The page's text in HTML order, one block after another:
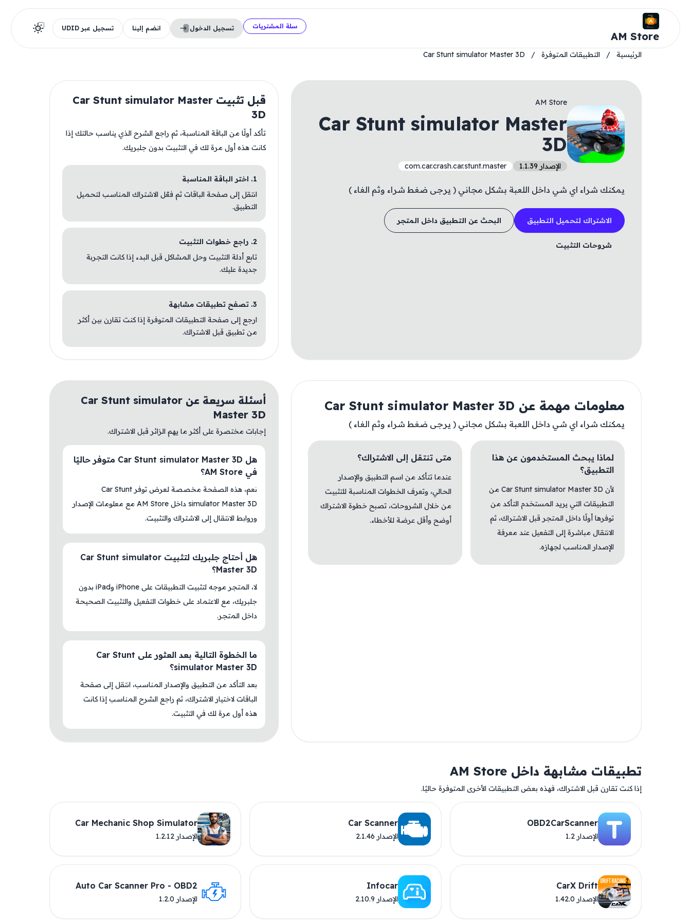
AM Store
سلة المشتريات تسجيل الدخول انضم إلينا تسجيل عبر UDID
الرئيسية / التطبيقات المتوفرة /
Car Stunt simulator Master 3D
AM Store
Car Stunt simulator Master
3D
الإصدار 1.1.39 com.car.crash.car.stunt.master
يمكنك شراء اي شي داخل اللعبة بشكل مجاني ( يرجى ضغط شراء وثم الغاء )
الاشتراك لتحميل التطبيق البحث عن التطبيق داخل المتجر
شروحات التثبيت
قبل تثبيت Car Stunt simulator Master
3D
تأكد أولًا من الباقة المناسبة، ثم راجع الشرح الذي يناسب حالتك إذا
كانت هذه أول مرة لك في التثبيت بدون جلبريك.
1. اختر الباقة المناسبة
انتقل إلى صفحة الباقات ثم فعّل الاشتراك المناسب لتحميل
التطبيق.
2. راجع خطوات التثبيت
تابع أدلة التثبيت وحل المشاكل قبل البدء إذا كانت التجربة
جديدة عليك.
3. تصفح تطبيقات مشابهة
ارجع إلى صفحة التطبيقات المتوفرة إذا كنت تقارن بين أكثر
من تطبيق قبل الاشتراك.
معلومات مهمة عن Car Stunt simulator Master 3D
يمكنك شراء اي شي داخل اللعبة بشكل مجاني ( يرجى ضغط شراء وثم الغاء )
لماذا يبحث المستخدمون عن هذا
التطبيق؟
لأن Car Stunt simulator Master 3D من
التطبيقات التي يريد المستخدم التأكد من
توفرها أولًا داخل المتجر قبل الاشتراك، ثم
الانتقال مباشرة إلى التفعيل عند معرفة
الإصدار المناسب لجهازه.
متى تنتقل إلى الاشتراك؟
عندما تتأكد من اسم التطبيق والإصدار
الحالي، وتعرف الخطوات المناسبة للتثبيت
من خلال الشروحات، تصبح خطوة الاشتراك
أوضح وأقل عرضة للأخطاء.
أسئلة سريعة عن Car Stunt simulator
Master 3D
إجابات مختصرة على أكثر ما يهم الزائر قبل الاشتراك.
هل Car Stunt simulator Master 3D متوفر حاليًا
في AM Store؟
نعم، هذه الصفحة مخصصة لعرض توفر Car Stunt
simulator Master 3D داخل AM Store مع معلومات الإصدار
وروابط الانتقال إلى الاشتراك والتثبيت.
هل أحتاج جلبريك لتثبيت Car Stunt simulator
Master 3D؟
لا، المتجر موجه لتثبيت التطبيقات على iPhone وiPad بدون
جلبريك، مع الاعتماد على خطوات التفعيل والتثبيت الصحيحة
داخل المتجر.
ما الخطوة التالية بعد العثور على Car Stunt
simulator Master 3D؟
بعد التأكد من التطبيق والإصدار المناسب، انتقل إلى صفحة
الباقات لاختيار الاشتراك، ثم راجع الشرح المناسب إذا كانت
هذه أول مرة لك في التثبيت.
تطبيقات مشابهة داخل AM Store
إذا كنت تقارن قبل الاشتراك، فهذه بعض التطبيقات الأخرى المتوفرة حاليًا.
OBD2CarScanner
الإصدار 1.2
Car Scanner
الإصدار 2.1.46
Car Mechanic Shop Simulator
الإصدار 1.2.12
CarX Drift
الإصدار 1.42.0
Infocar
الإصدار 2.10.9
Auto Car Scanner Pro - OBD2
الإصدار 1.2.0